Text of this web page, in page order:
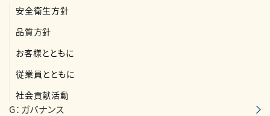
本社近隣の小学校にてSDGsの授業を開催（活動
日：2025年10月16日）
安全衛生方針
品質方針
お客様とともに
従業員とともに
社会貢献活動
G：ガバナンス